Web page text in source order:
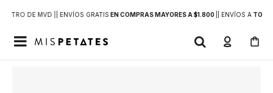
DE MVD | | ENVÍOS GRATIS EN COMPRAS MAYORES A $1.800 | ENVÍOS ATODO
